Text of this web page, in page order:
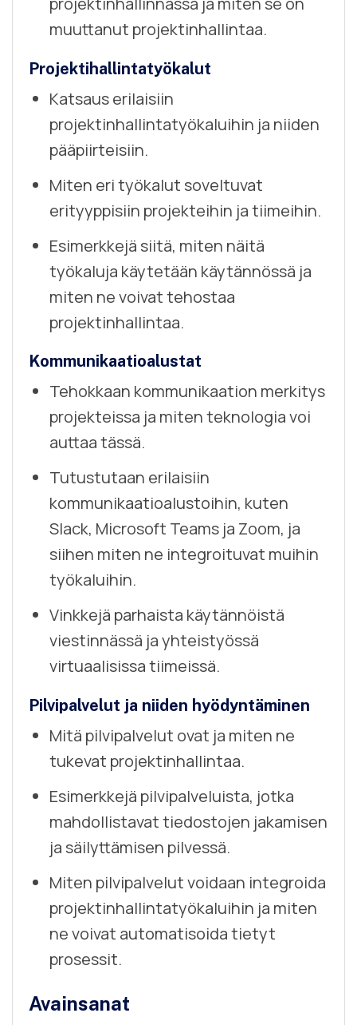
muuttanut projektinhallintaa.
Projektihallintatyökalut
Katsaus erilaisiin
projektinhallintatyökaluihin ja niiden
pääpiirteisiin.
Miten eri työkalut soveltuvat
erityyppisiin projekteihin ja tiimeihin.
Esimerkkejä siitä, miten näitä
työkaluja käytetään käytännössä ja
miten ne voivat tehostaa
projektinhallintaa.
Kommunikaatioalustat
Tehokkaan kommunikaation merkitys
projekteissa ja miten teknologia voi
auttaa tässä.
Tutustutaan erilaisiin
kommunikaatioalustoihin, kuten
Slack, Microsoft Teams ja Zoom, ja
siihen miten ne integroituvat muihin
työkaluihin.
Vinkkejä parhaista käytännöistä
viestinnässä ja yhteistyössä
virtuaalisissa tiimeissä.
Pilvipalvelut ja niiden hyödyntäminen
Mitä pilvipalvelut ovat ja miten ne
tukevat projektinhallintaa.
Esimerkkejä pilvipalveluista, jotka
mahdollistavat tiedostojen jakamisen
ja säilyttämisen pilvessä.
Miten pilvipalvelut voidaan integroida
projektinhallintatyökaluihin ja miten
ne voivat automatisoida tietyt
prosessit.
Avainsanat